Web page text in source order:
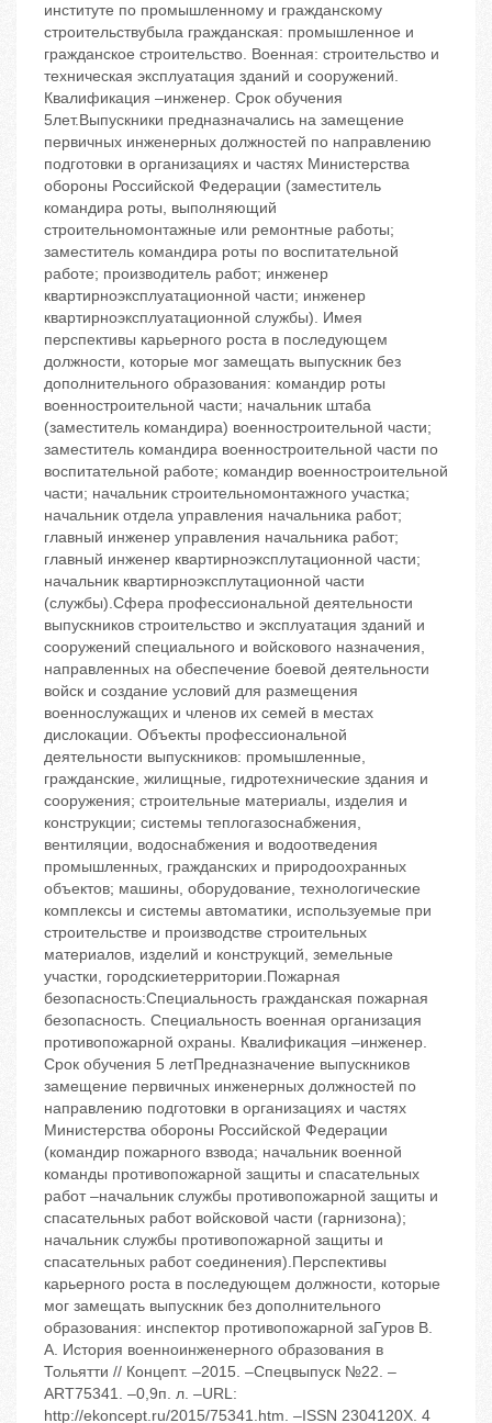
институте по промышленному и гражданскому
строительствубыла гражданская: промышленное и
гражданское строительство. Военная: строительство и
техническая эксплуатация зданий и сооружений.
Квалификация –инженер. Срок обучения
5лет.Выпускники предназначались на замещение
первичных инженерных должностей по направлению
подготовки в организациях и частях Министерства
обороны Российской Федерации (заместитель
командира роты, выполняющий
строительномонтажные или ремонтные работы;
заместитель командира роты по воспитательной
работе; производитель работ; инженер
квартирноэксплуатационной части; инженер
квартирноэксплуатационной службы). Имея
перспективы карьерного роста в последующем
должности, которые мог замещать выпускник без
дополнительного образования: командир роты
военностроительной части; начальник штаба
(заместитель командира) военностроительной части;
заместитель командира военностроительной части по
воспитательной работе; командир военностроительной
части; начальник строительномонтажного участка;
начальник отдела управления начальника работ;
главный инженер управления начальника работ;
главный инженер квартирноэксплутационной части;
начальник квартирноэксплутационной части
(службы).Сфера профессиональной деятельности
выпускников строительство и эксплуатация зданий и
сооружений специального и войскового назначения,
направленных на обеспечение боевой деятельности
войск и создание условий для размещения
военнослужащих и членов их семей в местах
дислокации. Объекты профессиональной
деятельности выпускников: промышленные,
гражданские, жилищные, гидротехнические здания и
сооружения; строительные материалы, изделия и
конструкции; системы теплогазоснабжения,
вентиляции, водоснабжения и водоотведения
промышленных, гражданских и природоохранных
объектов; машины, оборудование, технологические
комплексы и системы автоматики, используемые при
строительстве и производстве строительных
материалов, изделий и конструкций, земельные
участки, городскиетерритории.Пожарная
безопасность:Специальность гражданская пожарная
безопасность. Специальность военная организация
противопожарной охраны. Квалификация –инженер.
Срок обучения 5 летПредназначение выпускников
замещение первичных инженерных должностей по
направлению подготовки в организациях и частях
Министерства обороны Российской Федерации
(командир пожарного взвода; начальник военной
команды противопожарной защиты и спасательных
работ –начальник службы противопожарной защиты и
спасательных работ войсковой части (гарнизона);
начальник службы противопожарной защиты и
спасательных работ соединения).Перспективы
карьерного роста в последующем должности, которые
мог замещать выпускник без дополнительного
образования: инспектор противопожарной заГуров В.
А. История военноинженерного образования в
Тольятти // Концепт. –2015. –Спецвыпуск №22. –
ART75341. –0,9п. л. –URL:
http://ekoncept.ru/2015/75341.htm. –ISSN 2304120X. 4